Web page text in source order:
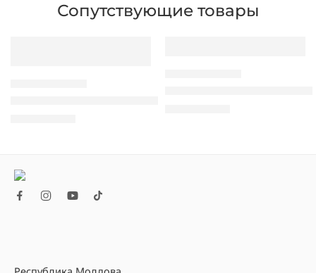
Сопутствующие товары